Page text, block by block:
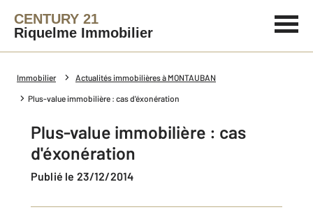
CENTURY 21
Riquelme Immobilier
Immobilier Actualités immobilières à MONTAUBAN
Plus-value immobilière : cas d'éxonération
Plus-value immobilière : cas
d'éxonération
Publié le 23/12/2014